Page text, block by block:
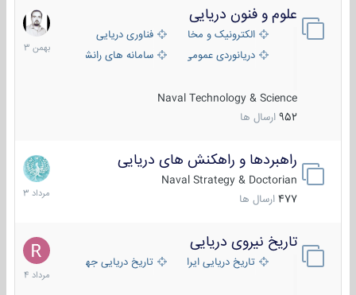
علوم و فنون دریایی
الکترونیک و مخابرات دریاییفناوری دریایی
دریانوردی عمومی
سامانه های رانشی دریایی
Naval Technology & Science
952 ارسال ها
6
بهمن
1403
راهبردها و راهکنش های دریایی
Naval Strategy & Doctorian
477 ارسال ها
2
مرداد
1403
تاریخ نیروی دریایی
تاریخ دریایی ایران تاریخ دریایی جهان
16
مرداد
1404